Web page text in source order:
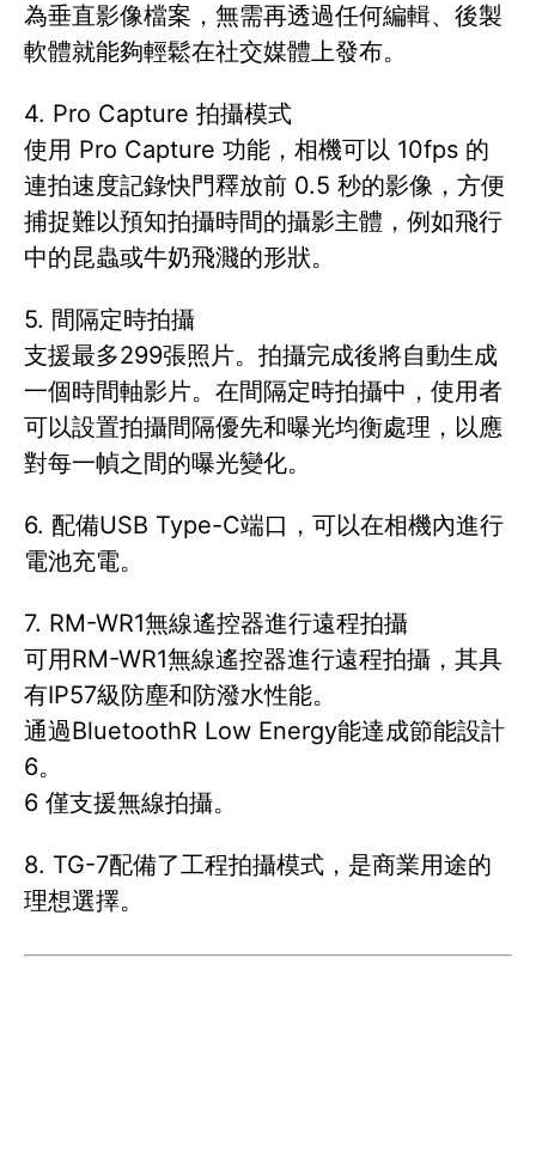
為垂直影像檔案，無需再透過任何編輯、後製
軟體就能夠輕鬆在社交媒體上發布。
4. Pro Capture 拍攝模式
使用 Pro Capture 功能，相機可以 10fps 的
連拍速度記錄快門釋放前 0.5 秒的影像，方便
捕捉難以預知拍攝時間的攝影主體，例如飛行
中的昆蟲或牛奶飛濺的形狀。
5. 間隔定時拍攝
支援最多299張照片。拍攝完成後將自動生成
一個時間軸影片。在間隔定時拍攝中，使用者
可以設置拍攝間隔優先和曝光均衡處理，以應
對每一幀之間的曝光變化。
6. 配備USB Type-C端口，可以在相機內進行
電池充電。
7. RM-WR1無線遙控器進行遠程拍攝
可用RM-WR1無線遙控器進行遠程拍攝，其具
有IP57級防塵和防潑水性能。
通過BluetoothR Low Energy能達成節能設計
6。
6 僅支援無線拍攝。
8. TG-7配備了工程拍攝模式，是商業用途的
理想選擇。